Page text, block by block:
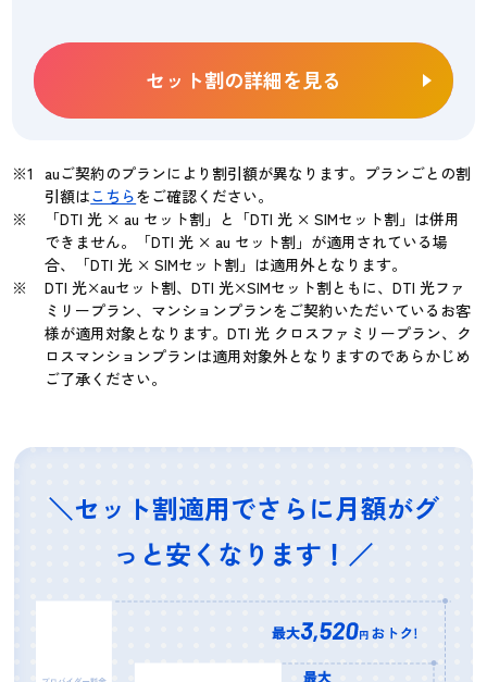
セット割の詳細を見る
auご契約のプランにより割引額が異なります。プランごとの割
引額はこちらをご確認ください。
「DTI 光 × au セット割」と「DTI 光 × SIMセット割」は併用
できません。「DTI 光 × au セット割」が適用されている場
合、「DTI 光 × SIMセット割」は適用外となります。
DTI 光×auセット割、DTI 光×SIMセット割ともに、DTI 光ファ
ミリープラン、マンションプランをご契約いただいているお客
様が適用対象となります。DTI 光 クロスファミリープラン、ク
ロスマンションプランは適用対象外となりますのであらかじめ
ご了承ください。
＼セット割適用でさらに月額がグ
っと安くなります！／